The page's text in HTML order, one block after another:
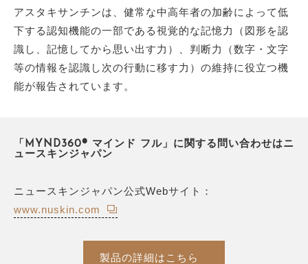
アスタキサンチンは、健常な中高年者の加齢によって低
下する認知機能の一部である視覚的な記憶力（図形を認
識し、記憶してから思い出す力）、判断力（数字・文字
等の情報を認識し次の行動に移す力）の維持に役立つ機
能が報告されています。
「MYND360® マインド フル」に関する問い合わせはニ
ュースキンジャパン
ニュースキンジャパン公式Webサイト：
www.nuskin.com
製品の詳細はこちら